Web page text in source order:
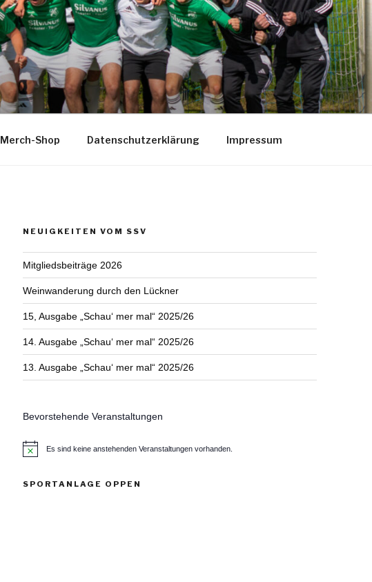
Merch-Shop Datenschutzerklärung Impressum
NEUIGKEITEN VOM SSV
Mitgliedsbeiträge 2026
Weinwanderung durch den Lückner
15, Ausgabe „Schau‘ mer mal“ 2025/26
14. Ausgabe „Schau‘ mer mal“ 2025/26
13. Ausgabe „Schau‘ mer mal“ 2025/26
Bevorstehende Veranstaltungen
w
Es sind keine anstehenden Veranstaltungen vorhanden.
SPORTANLAGE OPPEN